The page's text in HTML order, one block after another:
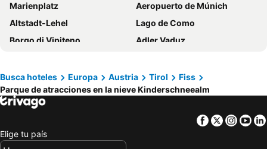
Marienplatz
Aeropuerto de Múnich
Altstadt-Lehel
Lago de Como
Borgo di Vipiteno
Adler Vaduz
Arena de Verona
Lago de Braies
Parque de atracciones en la nieve Kinderschneealm
Iglesia de San Pedro y San Pablo
Estación de Saint Moritz
Recinto ferial Theresienwiese
Puente cubierto Kapellbrücke
Busca hoteles Europa Austria Tirol
Fiss
Parque de atracciones en la nieve Kinderschneealm
Facebook
Twitter
Elige tu país